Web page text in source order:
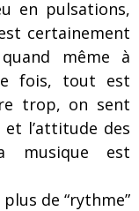
en pulsations,
certainement
même à
fois, tout est
trop, on sent
l’attitude des
musique est
de “rythme”